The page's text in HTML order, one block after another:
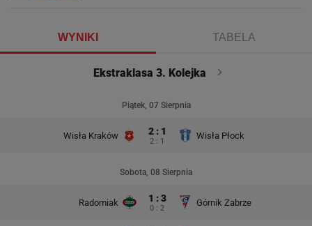
WYNIKI TABELA
Ekstraklasa 3. Kolejka
Piątek, 07 Sierpnia
Wisła Kraków 2 : 1
2 : 1
Wisła Płock
Sobota, 08 Sierpnia
Radomiak 1 : 3
0 : 2
Górnik Zabrze